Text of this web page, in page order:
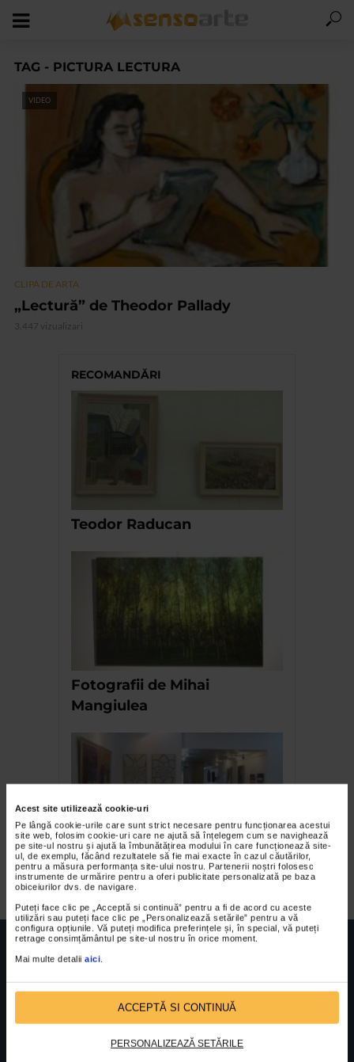
Acest site utilizează cookie-uri
Pe lângă cookie-urile care sunt strict necesare pentru funcționarea acestui
site web, folosim cookie-uri care ne ajută să înțelegem cum se navighează
pe site-ul nostru și ajută la îmbunătățirea modului în care funcționează site-
ul, de exemplu, făcând rezultatele să fie mai exacte în cazul căutărilor,
pentru a măsura performanța site-ului nostru. Partenerii noștri folosesc
instrumente de urmărire pentru a oferi publicitate personalizată pe baza
obiceiurilor dvs. de navigare.
Puteți face clic pe „Acceptă si continuă” pentru a fi de acord cu aceste
utilizări sau puteți face clic pe „Personalizează setările” pentru a vă
configura opțiunile. Vă puteți modifica preferințele și, în special, vă puteți
retrage consimțământul pe site-ul nostru în orice moment.
Mai multe detalii aici
ACCEPTĂ SI CONTINUĂ
PERSONALIZEAZĂ SETĂRILE
TAG - PICTURA LECTURA
VIDEO
CLIPA DE ARTA
„Lectură” de Theodor Pallady
3.447 vizualizari
RECOMANDĂRI
Teodor Raducan
Fotografii de Mihai
Mangiulea
Expozitia ABSTRACT
FUNDATIA FILDAS ARTNr inreg registrul special: 4 PJ/ 29.01.2013
Cod fiscal: 9164384Sediu social: Str. Delfinului, Nr. 6, parter Bl. 42,
Sc. 4, Ap. 197, Sector 2